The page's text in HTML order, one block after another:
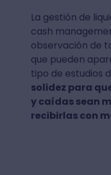
La gestión de
cash
observación de
que pueden
tipo de estudios
solidez para
y caídas sean
recibirlas con